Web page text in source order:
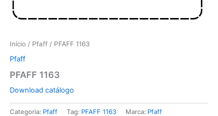
Início / Pfaff / PFAFF 1163
Pfaff
PFAFF 1163
Download catálogo
Categoria: Pfaff Tag: PFAFF 1163 Marca: Pfaff